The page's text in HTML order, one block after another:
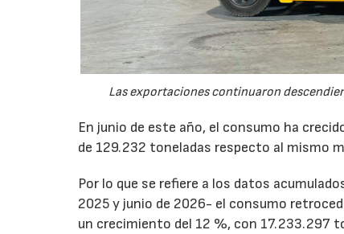
Las exportaciones continuaron
En junio de este año, el consumo ha
de 129.232 toneladas respecto al mismo
Por lo que se refiere a los datos
2025 y junio de 2026- el consumo
un crecimiento del 12 %, con 17.233.297